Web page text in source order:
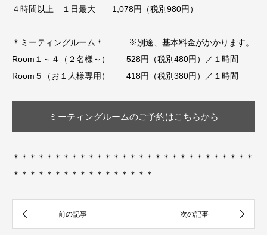
４時間以上 １日最大 1,078円（税別980円）
＊ミーティングルーム＊ ※別途、基本料金がかかります。
Room１～４（２名様～） 528円（税別480円）／１時間
Room５（お１人様専用） 418円（税別380円）／１時間
ミーティングルームのご予約はこちらから
＊＊＊＊＊＊＊＊＊＊＊＊＊＊＊＊＊＊＊＊＊＊＊＊＊＊＊＊＊
＊＊＊＊＊＊＊＊＊＊＊＊＊＊＊＊＊